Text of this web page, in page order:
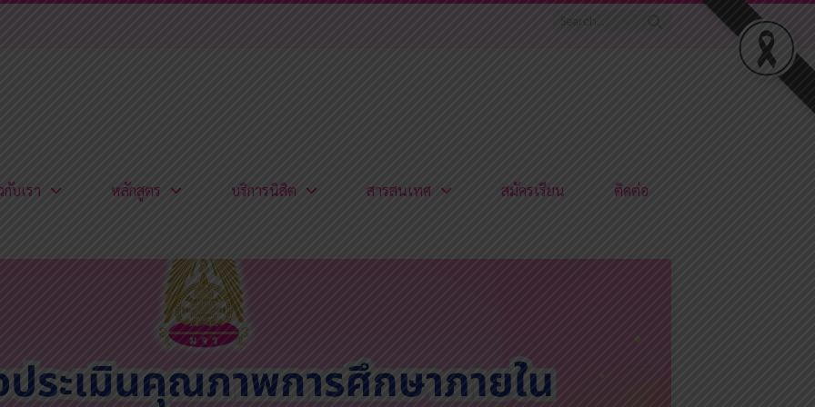
กับเรา หลักสูตร บริการนิสิต สารสนเทศ สมัครเรียน ติดต่อ